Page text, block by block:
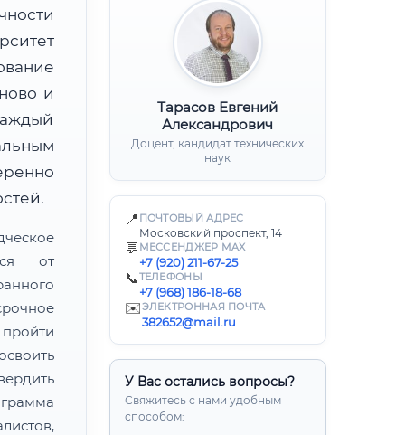
Тарасов Евгений
Александрович
Доцент, кандидат технических
наук
📍 ПОЧТОВЫЙ АДРЕС
Московский проспект, 14
💬 МЕССЕНДЖЕР MAX
+7 (920) 211-67-25
📞ТЕЛЕФОНЫ
+7 (968) 186-18-68
✉️ЭЛЕКТРОННАЯ ПОЧТА
382652@mail.ru
У Вас остались вопросы?
Свяжитесь с нами удобным
способом:
и
от